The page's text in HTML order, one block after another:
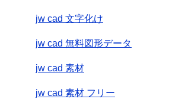
jw cad 文字化け
jw cad 無料図形データ
jw cad 素材
jw cad 素材 フリー